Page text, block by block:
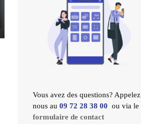
Vous avez des questions? Appelez
nous au09 72 28 38 00 ou via le
formulaire de contact